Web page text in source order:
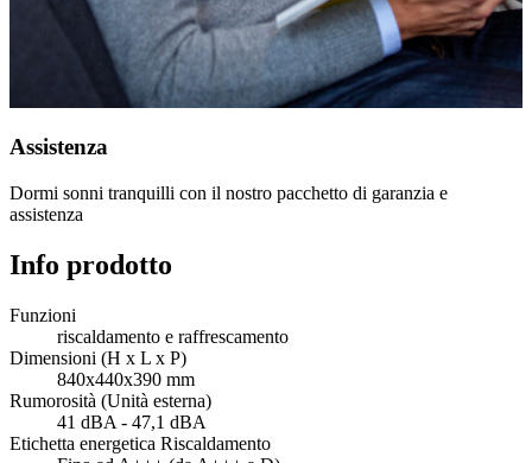
Assistenza
Dormi sonni tranquilli con il nostro pacchetto di garanzia e
assistenza
Info prodotto
Funzioni
riscaldamento e raffrescamento
Dimensioni (H x L x P)
840x440x390 mm
Rumorosità (Unità esterna)
41 dBA - 47,1 dBA
Etichetta energetica Riscaldamento